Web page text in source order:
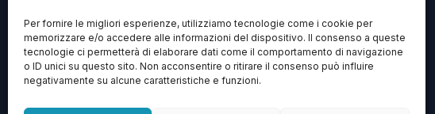
Per fornire le migliori esperienze, utilizziamo tecnologie come i cookie per
memorizzare e/o accedere alle informazioni del dispositivo. Il consenso a queste
tecnologie ci permetterà di elaborare dati come il comportamento di navigazione
o ID unici su questo sito. Non acconsentire o ritirare il consenso può influire
negativamente su alcune caratteristiche e funzioni.
Piani e Prezzi